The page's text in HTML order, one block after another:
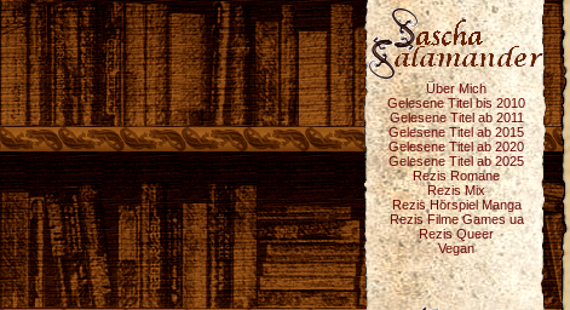
Über Mich
Gelesene Titel bis 2010
Gelesene Titel ab 2011
Gelesene Titel ab 2015
Gelesene Titel ab 2020
Gelesene Titel ab 2025
Rezis Romane
Rezis Mix
Rezis Hörspiel Manga
Rezis Filme Games ua
Rezis Queer
Vegan